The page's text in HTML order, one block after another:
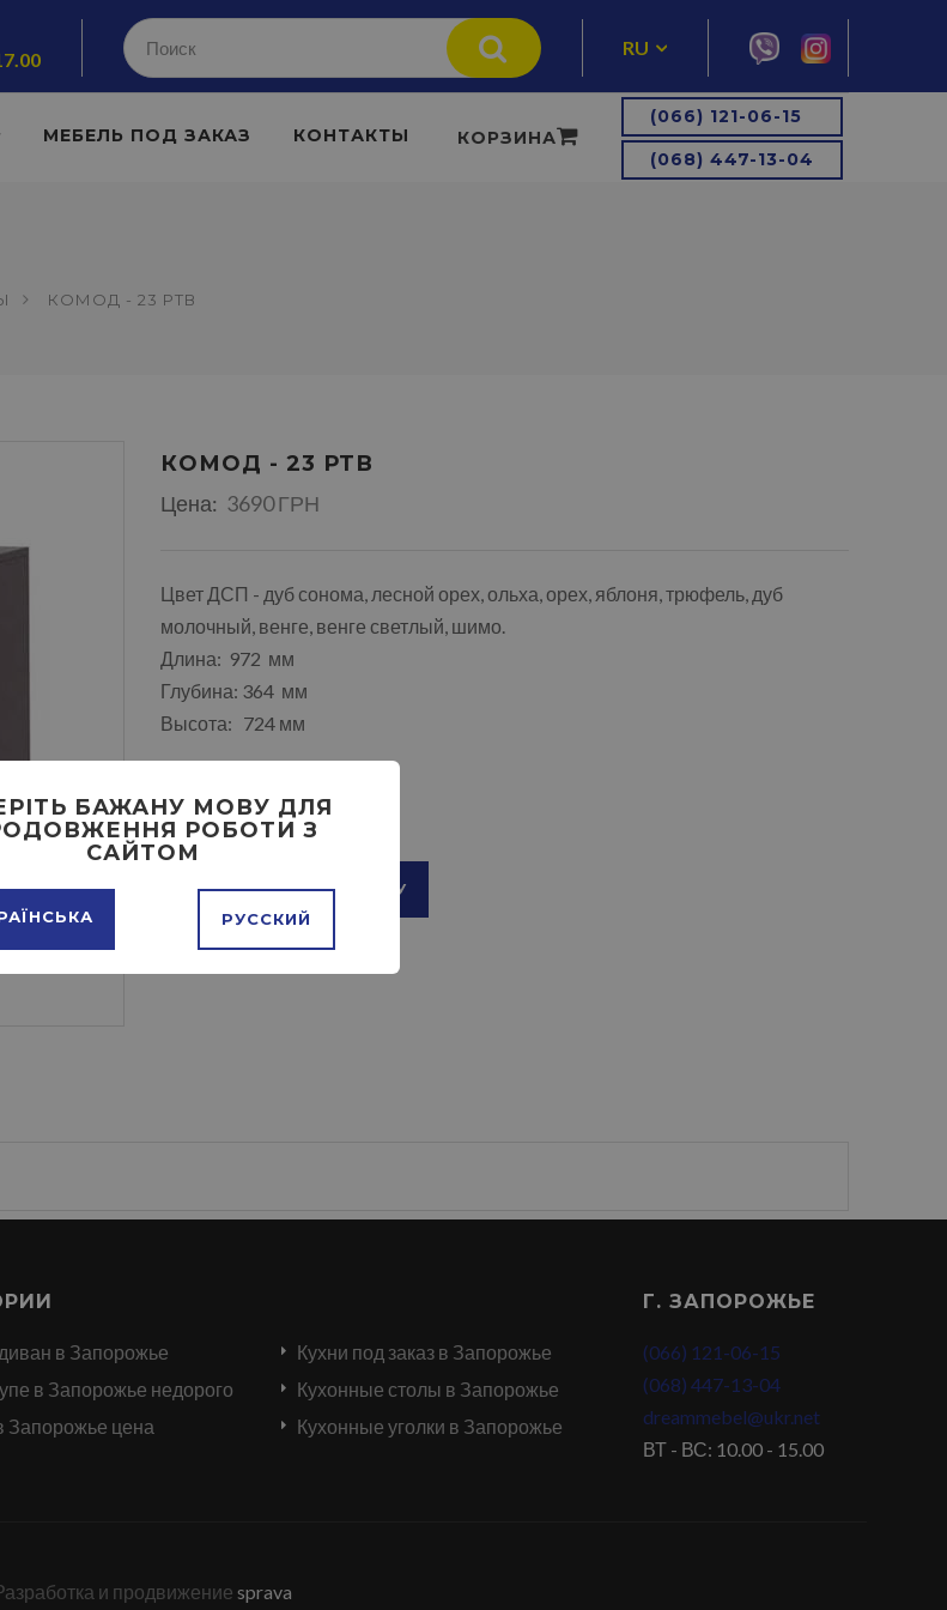
RU
МЕБЕЛЬ ПОД ЗАКАЗ КОНТАКТЫ
(066) 121-06-15
(068) 447-13-04
КОРЗИНА
КОМОД - 23 РТВ
КОМОД - 23 РТВ
Цена: 3690 ГРН
Цвет ДСП - дуб сонома, лесной орех, ольха, орех, яблоня, трюфель, дуб
молочный, венге, венге светлый, шимо.
Длина: 972 мм
Глубина: 364 мм
Высота: 724 мм
ДОБАВИТЬ В КОРЗИНУ
в Запорожье
в Запорожье недорого
Запорожье цена
Кухни под заказ в Запорожье
Кухонные столы в Запорожье
Кухонные уголки в Запорожье
Г. ЗАПОРОЖЬЕ
(066) 121-06-15
(068) 447-13-04
dreammebel@ukr.net
ВТ - ВС: 10.00 - 15.00
и продвижение sprava
БАЖАНУ МОВУ ДЛЯ
РОБОТИ З
САЙТОМ
РУССКИЙ